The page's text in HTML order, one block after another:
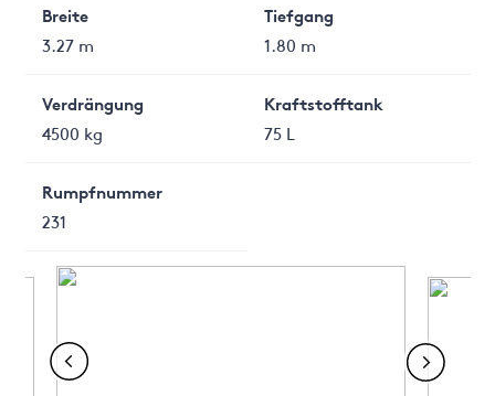
Breite
3.27 m
Tiefgang
1.80 m
Verdrängung
4500 kg
Kraftstofftank
75 L
Rumpfnummer
231